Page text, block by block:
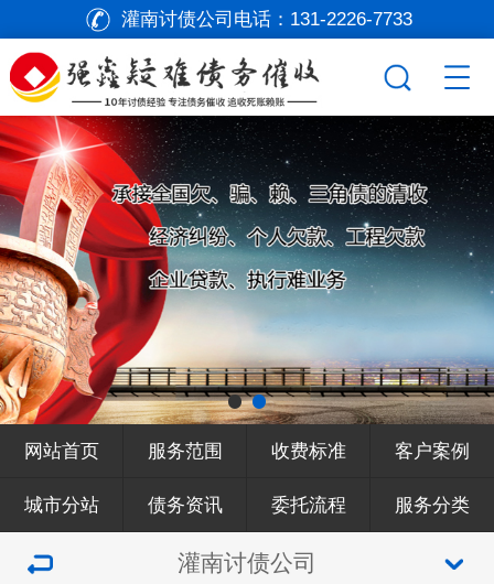
灌南讨债公司电话： 131-2226-7733
网站首页 服务范围 收费标准 客户案例
城市分站 债务资讯 委托流程 服务分类
灌南讨债公司